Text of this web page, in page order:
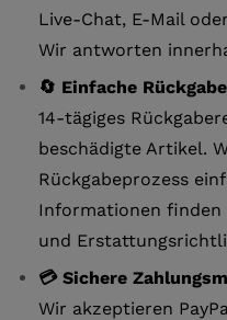
Live-Chat, E-Mail
Wir antworten
🔄 Einfache Rückgabe
14-tägiges
beschädigte Artikel.
Rückgabeprozess
Informationen finden
und
💳 Sichere
Wir akzeptieren